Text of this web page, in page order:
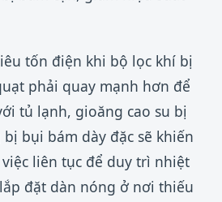
tốn điện khi bộ lọc khí bị
phải quay mạnh hơn để
tủ lạnh, gioăng cao su bị
bụi bám dày đặc sẽ khiến
liên tục để duy trì nhiệt
đặt dàn nóng ở nơi thiếu